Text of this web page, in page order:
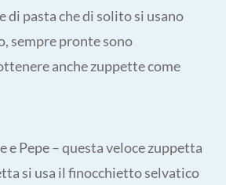
di pasta che di solito si usano
sempre pronte sono
anche zuppette come
e Pepe – questa veloce zuppetta
si usa il finocchietto selvatico